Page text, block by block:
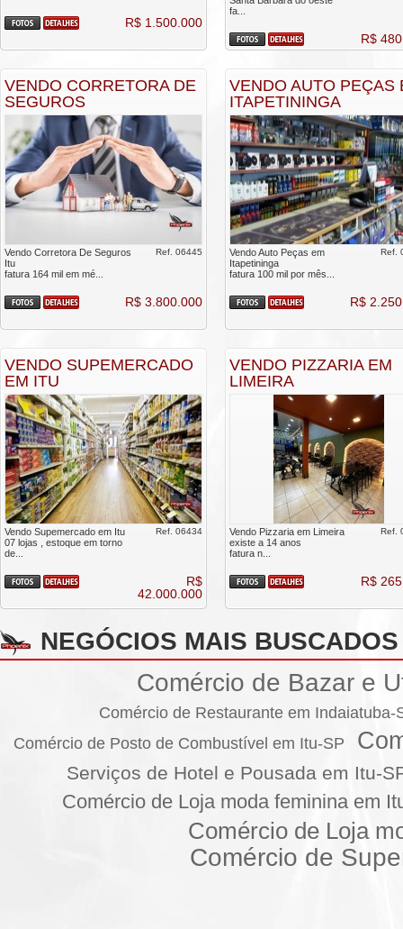
R$ 1.500.000
fa...
R$
VENDO CORRETORA DE
SEGUROS
Vendo Corretora De Seguros
Itu
fatura 164 mil em mé...
Ref. 06445
R$ 3.800.000
VENDO AUTO PEÇAS
ITAPETININGA
Vendo Auto Peças em
Itapetininga
fatura 100 mil por mês...
Ref.
R$
VENDO SUPEMERCADO
EM ITU
Vendo Supemercado em Itu
07 lojas , estoque em torno
de...
Ref. 06434
R$
42.000.000
VENDO PIZZARIA EM
LIMEIRA
Vendo Pizzaria em Limeira
existe a 14 anos
fatura n...
Ref.
R$
NEGÓCIOS MAIS BUSCADOS
Comércio de Bazar e
Comércio de Restaurante em Indaiatuba-
Comércio de Posto de Combustível em Itu-SP
Serviços de Hotel e Pousada em Itu-
Comércio de Loja moda feminina em
Comércio de Loja
Comércio de